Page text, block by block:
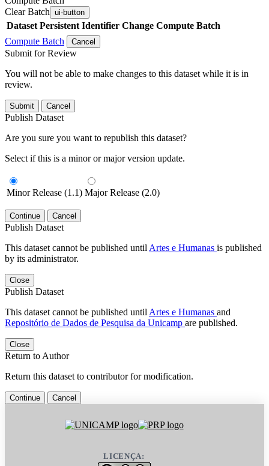
Clear Batch ui-button
Dataset Persistent Identifier Change Compute Batch
Compute Batch
Cancel
Submit for Review
You will not be able to make changes to this dataset while it is in
review.
Submit Cancel
Publish Dataset
Are you sure you want to republish this dataset?
Select if this is a minor or major version update.
Minor Release (1.1) Major Release (2.0)
Continue Cancel
Publish Dataset
This dataset cannot be published until Artes e Humanas is published
by its administrator.
Close
Publish Dataset
This dataset cannot be published until Artes e Humanas and
Repositório de Dados de Pesquisa da Unicamp are published.
Close
Return to Author
Return this dataset to contributor for modification.
Continue Cancel
LICENÇA: